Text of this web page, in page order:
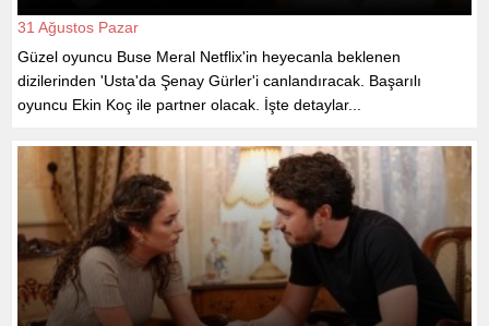
31 Ağustos Pazar
Güzel oyuncu Buse Meral Netflix'in heyecanla beklenen
dizilerinden 'Usta'da Şenay Gürler'i canlandıracak. Başarılı
oyuncu Ekin Koç ile partner olacak. İşte detaylar...